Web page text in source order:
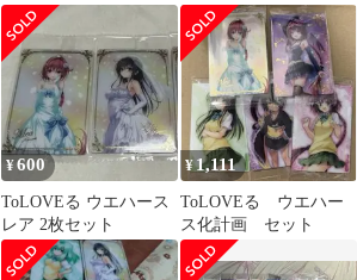
To LOVEる 呪術廻戦
¥600
ToLOVEる ウエハース
レア 2枚セット
¥1,111
ToLOVEる ウエハー
ス化計画 セット